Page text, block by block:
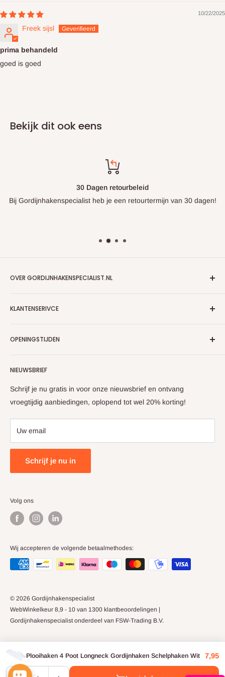
10/22/2025
Freek sijsl
prima behandeld
goed is goed
Bekijk dit ook eens
Plooihaken 4 Poot Longneck Gordijnhaken Schelphaken Wit 7,95
30 Dagen retourbeleid
Bij Gordijnhakenspecialist heb je een retourtermijn van 30 dagen!
OVER GORDIJNHAKENSPECIALIST.NL
Algemene voorwaarden zakelijk
Partners
KLANTENSERIVCE
Verzendbeleid
Klachtenregeling
OPENINGSTIJDEN
09:00 - 17:00
KVK: 86251333
NIEUWSBRIEF
Schrijf je nu gratis in voor onze nieuwsbrief en ontvang
vroegtijdig aanbiedingen, oplopend tot wel 20% korting!
Uw email
Schrijf je nu in
Volg ons
Wij accepteren de volgende betaalmethodes:
© 2026 Gordijnhakenspecialist
WebWinkelkeur 8,9 - 10 van 1300 klantbeoordelingen |
Gordijnhakenspecialist onderdeel van FSW-Trading B.V.